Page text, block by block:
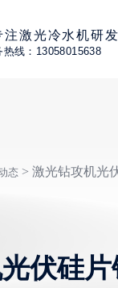
注激光冷水机研发
热线：13058015638
态 > 激光钻攻机光
伏硅